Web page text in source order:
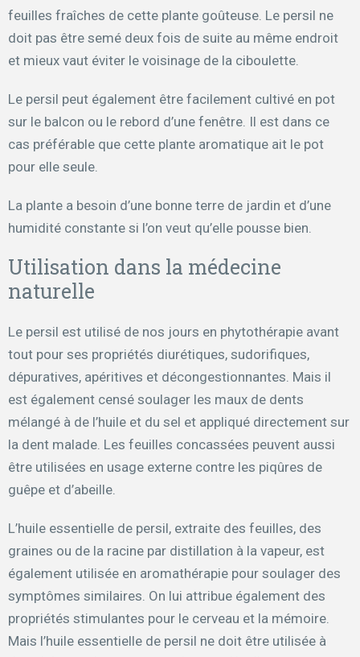
feuilles fraîches de cette plante goûteuse. Le persil ne
doit pas être semé deux fois de suite au même endroit
et mieux vaut éviter le voisinage de la ciboulette.
Le persil peut également être facilement cultivé en pot
sur le balcon ou le rebord d’une fenêtre. Il est dans ce
cas préférable que cette plante aromatique ait le pot
pour elle seule.
La plante a besoin d’une bonne terre de jardin et d’une
humidité constante si l’on veut qu’elle pousse bien.
Utilisation dans la médecine
naturelle
Le persil est utilisé de nos jours en phytothérapie avant
tout pour ses propriétés diurétiques, sudorifiques,
dépuratives, apéritives et décongestionnantes. Mais il
est également censé soulager les maux de dents
mélangé à de l’huile et du sel et appliqué directement sur
la dent malade. Les feuilles concassées peuvent aussi
être utilisées en usage externe contre les piqûres de
guêpe et d’abeille.
L’huile essentielle de persil, extraite des feuilles, des
graines ou de la racine par distillation à la vapeur, est
également utilisée en aromathérapie pour soulager des
symptômes similaires. On lui attribue également des
propriétés stimulantes pour le cerveau et la mémoire.
Mais l’huile essentielle de persil ne doit être utilisée à